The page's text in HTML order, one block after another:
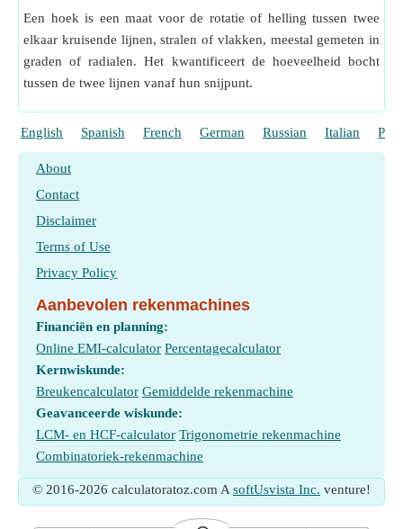
Een hoek is een maat voor de rotatie of helling tussen twee
elkaar kruisende lijnen, stralen of vlakken, meestal gemeten in
graden of radialen. Het kwantificeert de hoeveelheid bocht
tussen de twee lijnen vanaf hun snijpunt.
English Spanish French German Russian Italian
About
Contact
Disclaimer
Terms of Use
Privacy Policy
Aanbevolen rekenmachines
Financiën en planning:
Online EMI-calculator Percentagecalculator
Kernwiskunde:
Breukencalculator Gemiddelde rekenmachine
Geavanceerde wiskunde:
LCM- en HCF-calculator Trigonometrie rekenmachine
Combinatoriek-rekenmachine
© 2016-2026 calculatoratoz.com A softUsvista Inc. venture!